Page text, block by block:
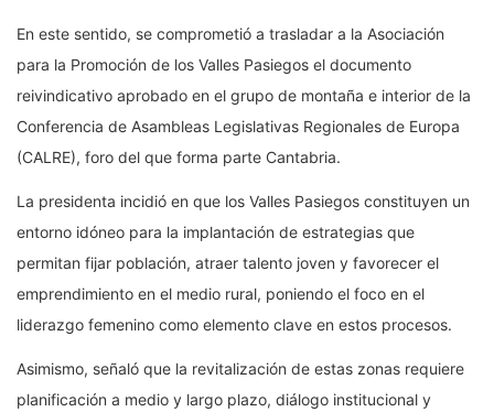
En este sentido, se comprometió a trasladar a la Asociación
para la Promoción de los Valles Pasiegos el documento
reivindicativo aprobado en el grupo de montaña e interior de la
Conferencia de Asambleas Legislativas Regionales de Europa
(CALRE), foro del que forma parte Cantabria.
La presidenta incidió en que los Valles Pasiegos constituyen un
entorno idóneo para la implantación de estrategias que
permitan fijar población, atraer talento joven y favorecer el
emprendimiento en el medio rural, poniendo el foco en el
liderazgo femenino como elemento clave en estos procesos.
Asimismo, señaló que la revitalización de estas zonas requiere
planificación a medio y largo plazo, diálogo institucional y